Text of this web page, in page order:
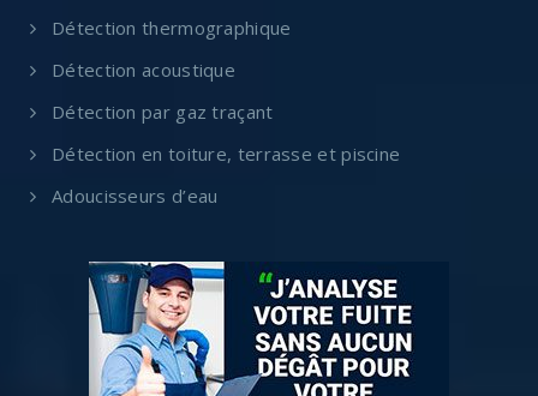
Détection thermographique
Détection acoustique
Détection par gaz traçant
Détection en toiture, terrasse et piscine
Adoucisseurs d’eau